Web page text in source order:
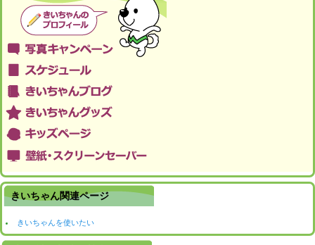
きいちゃん関連ページ
きいちゃんを使いたい